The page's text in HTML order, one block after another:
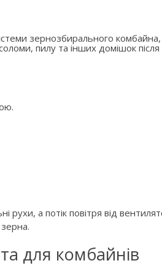
зернозбирального комбайна,
пилу та інших домішок після
а потік повітря від
для комбайнів